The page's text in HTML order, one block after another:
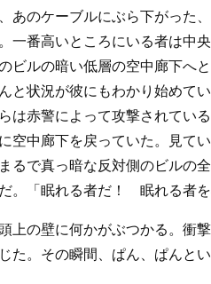
あのケーブルにぶら下がった
一番高いところにいる者は中
ビルの暗い低層の空中廊下へ
と状況が彼にもわかり始めて
は赤警によって攻撃されてい
空中廊下を戻っていた。見て
るで真っ暗な反対側のビルの
。「眠れる者だ！ 眠れる者
上の壁に何かがぶつかる。衝
た。その瞬間、ぱん、ぱんと